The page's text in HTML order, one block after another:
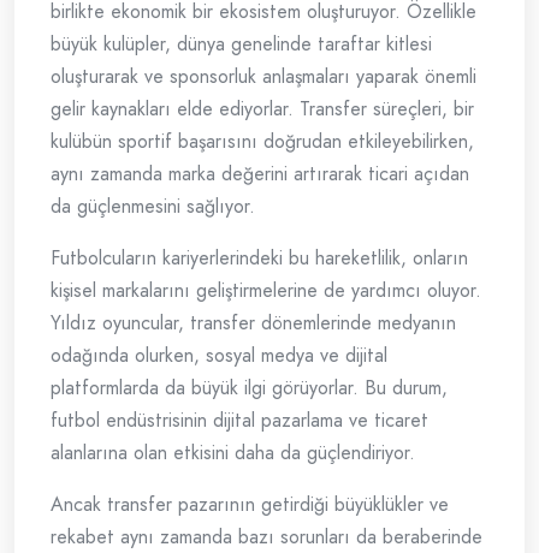
birlikte ekonomik bir ekosistem oluşturuyor. Özellikle
büyük kulüpler, dünya genelinde taraftar kitlesi
oluşturarak ve sponsorluk anlaşmaları yaparak önemli
gelir kaynakları elde ediyorlar. Transfer süreçleri, bir
kulübün sportif başarısını doğrudan etkileyebilirken,
aynı zamanda marka değerini artırarak ticari açıdan
da güçlenmesini sağlıyor.
Futbolcuların kariyerlerindeki bu hareketlilik, onların
kişisel markalarını geliştirmelerine de yardımcı oluyor.
Yıldız oyuncular, transfer dönemlerinde medyanın
odağında olurken, sosyal medya ve dijital
platformlarda da büyük ilgi görüyorlar. Bu durum,
futbol endüstrisinin dijital pazarlama ve ticaret
alanlarına olan etkisini daha da güçlendiriyor.
Ancak transfer pazarının getirdiği büyüklükler ve
rekabet aynı zamanda bazı sorunları da beraberinde